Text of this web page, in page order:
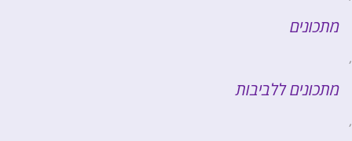
מתכונים
,
מתכונים ללביבות
,